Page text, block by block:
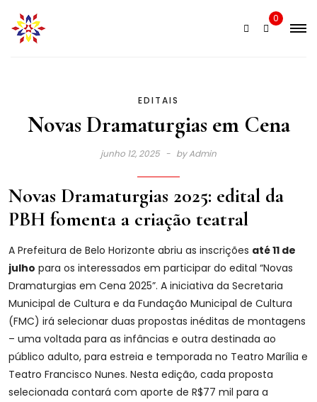
content
0
EDITAIS
Novas Dramaturgias em Cena
junho 12, 2025 byAdmin
Novas Dramaturgias 2025: edital da
PBH fomenta a criação teatral
A Prefeitura de Belo Horizonte abriu as inscrições até 11 de
julho para os interessados em participar do edital “Novas
Dramaturgias em Cena 2025”. A iniciativa da Secretaria
Municipal de Cultura e da Fundação Municipal de Cultura
(FMC) irá selecionar duas propostas inéditas de montagens
– uma voltada para as infâncias e outra destinada ao
público adulto, para estreia e temporada no Teatro Marília e
Teatro Francisco Nunes. Nesta edição, cada proposta
selecionada contará com aporte de R$77 mil para a